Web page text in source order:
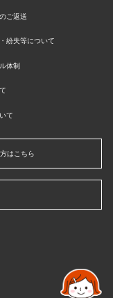
ご返送
紛失等について
体制
て
はこちら